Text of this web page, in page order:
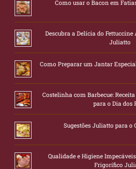
Como usar o Bacon em
Descubra a Delícia do
Juliatto
Como Preparar um Jantar
Costelinha com Barbecue:
para o Dia dos
Sugestões Juliatto para o
Qualidade e Higiene
Frigorífico